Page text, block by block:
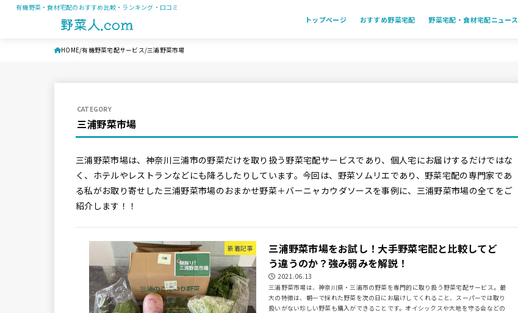
有機野菜・食材宅配のおすすめ比較・ランキング・口コミ
トップページ おすすめ野菜宅配 野菜宅配・食材宅配ニュース
HOME 有機野菜宅配サービス 三浦野菜市場
三浦野菜市場
三浦野菜市場は、神奈川三浦市の野菜だけを取り扱う野菜宅配サービスであり、個人宅にお届けするだけではな
く、ホテルやレストランなどにも降ろしたりしています。今回は、野菜ソムリエであり、野菜宅配の専門家であ
る私がお取り寄せした三浦野菜市場のおまかせ野菜＋バーニャカウダソースを事例に、三浦野菜市場の全てをご
紹介します！！
新着記事
三浦野菜市場をお試し！大手野菜宅配と比較してど
う違うのか？強み弱みを解説！
2021.06.13
三浦野菜市場は、神奈川県・三浦市の野菜を専門的に取り扱う野菜宅配サービス。最
大の特徴は、朝一で採れた野菜を次の日にお届けしてくれること、スーパーでは取り
扱いがない珍しい野菜も購入ができることです。オイシックスや大地を守る会などの